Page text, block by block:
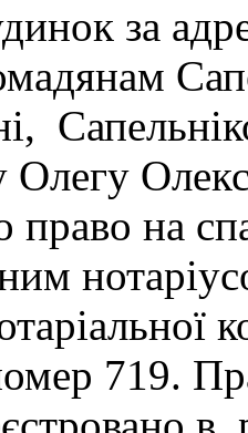
Олегу
право на
719.